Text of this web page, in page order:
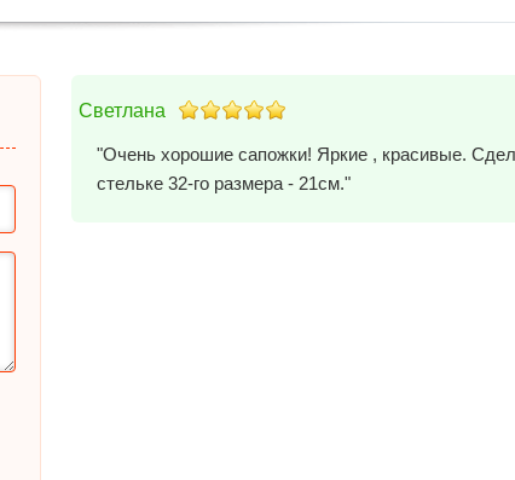
Светлана
"Очень хорошие сапожки! Яркие , красивые.
стельке 32-го размера - 21см."